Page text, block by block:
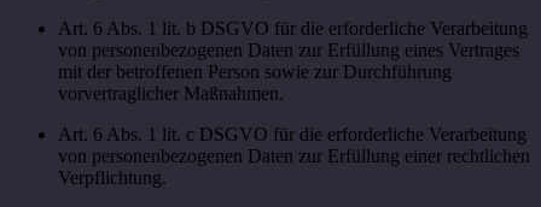
Art. 6 Abs. 1 lit. b DSGVO für die erforderliche Verarbeitung
von personenbezogenen Daten zur Erfüllung eines Vertrages
mit der betroffenen Person sowie zur Durchführung
vorvertraglicher Maßnahmen.
Art. 6 Abs. 1 lit. c DSGVO für die erforderliche Verarbeitung
von personenbezogenen Daten zur Erfüllung einer rechtlichen
Verpflichtung.